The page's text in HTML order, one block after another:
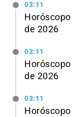
03:11
de 2026
03:11
de 2026
03:11